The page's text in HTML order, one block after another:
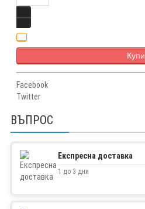
Купи
Facebook
Twitter
ВЪПРОС
Експресна доставка
1 до 3 дни